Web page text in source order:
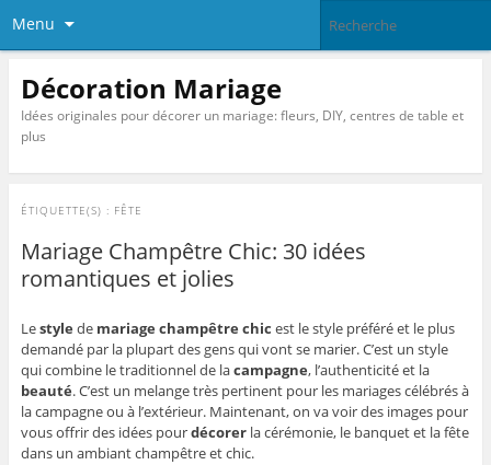
Menu
Décoration Mariage
Idées originales pour décorer un mariage: fleurs, DIY, centres de table et
plus
ÉTIQUETTE(S) : FÊTE
Mariage Champêtre Chic: 30 idées
romantiques et jolies
Lestyle de mariage champêtre chic est le style préféré et le plus
demandé par la plupart des gens qui vont se marier. C’est un style
qui combine le traditionnel de lacampagne, l’authenticité et la
beauté. C’est un melange très pertinent pour les mariages célébrés à
la campagne ou à l’extérieur. Maintenant, on va voir des images pour
vous offrir des idées pourdécorerla cérémonie, le banquet et la fête
dans un ambiant champêtre et chic.